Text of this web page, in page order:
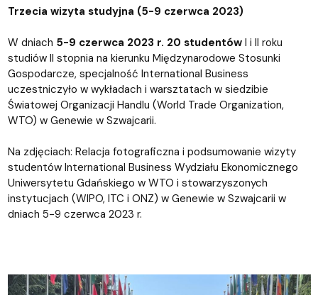
Trzecia wizyta studyjna (5-9 czerwca 2023)
W dniach 5-9 czerwca 2023 r. 20 studentówI i II roku
studiów II stopnia na kierunku Międzynarodowe Stosunki
Gospodarcze, specjalność International Business
uczestniczyło w wykładach i warsztatach w siedzibie
Światowej Organizacji Handlu (World Trade Organization,
WTO) w Genewie w Szwajcarii.
Na zdjęciach: Relacja fotograficzna i podsumowanie wizyty
studentów International Business Wydziału Ekonomicznego
Uniwersytetu Gdańskiego w WTO i stowarzyszonych
instytucjach (WIPO, ITC i ONZ) w Genewie w Szwajcarii w
dniach 5-9 czerwca 2023 r.